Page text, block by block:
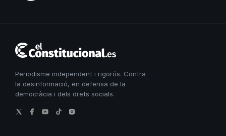
Constitucional
Periodisme independent i rigorós. Contra
la desinformació, en defensa de la
democràcia i dels drets socials.